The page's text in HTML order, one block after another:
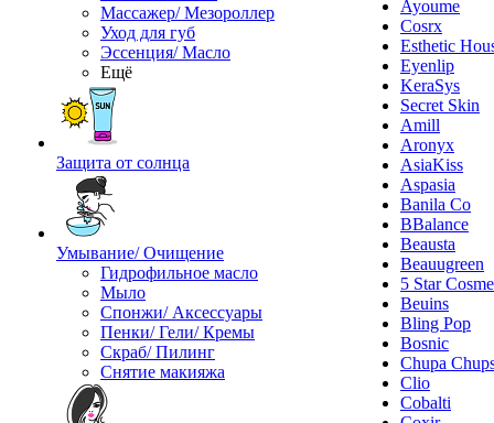
Массажер/ Мезороллер
Уход для губ
Эссенция/ Масло
Ещё
Защита от солнца
Умывание/ Очищение
Гидрофильное масло
Мыло
Спонжи/ Аксессуары
Пенки/ Гели/ Кремы
Скраб/ Пилинг
Снятие макияжа
Ayoume
Cosrx
Esthetic
Eyenlip
KeraSys
Secret Skin
Amill
Aronyx
AsiaKiss
Aspasia
Banila Co
BBalance
Beausta
Beauugreen
5 Star
Beuins
Bling Pop
Bosnic
Chupa
Clio
Cobalti